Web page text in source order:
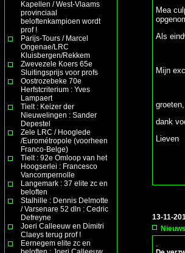
Kapellen / West-Vlaams
provinciaal
beloftenkampioen wordt
prof !
Parijs-Tours / Marcel
Ongenae/LRC
Kluisbergen/Rekkem
Zwevezele Koers 65e
Sluitingsprijs voor profs
Oostrozebeke 70e
Herfstcriterium : Yves
Lampaert
Tielt : Keizer der
Nieuwelingen : Sander
Depestel
Zele LRC / Hooglede
/Eurométropole (voorheen
Franco-Belge)
Tielt : 92e Omloop van het
Hoogserlei : Francesco
Vancompernolle
Langemark : 37 elite zc en
beloften
Stalhille : Dennis Delmotte
/ Varsenare 52 dln : Cedric
Defreyne
Joeri Calleeuw en Dimitri
Claeys terug prof !
Eernegem elite zc en
Mea
Als
Mijn
groeten,
dank
Lieven
13-11-